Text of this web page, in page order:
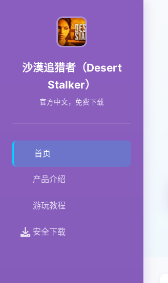
沙漠追猎者（Desert
Stalker）
官方中文，免费下载
首页
产品介绍
游玩教程
安全下载